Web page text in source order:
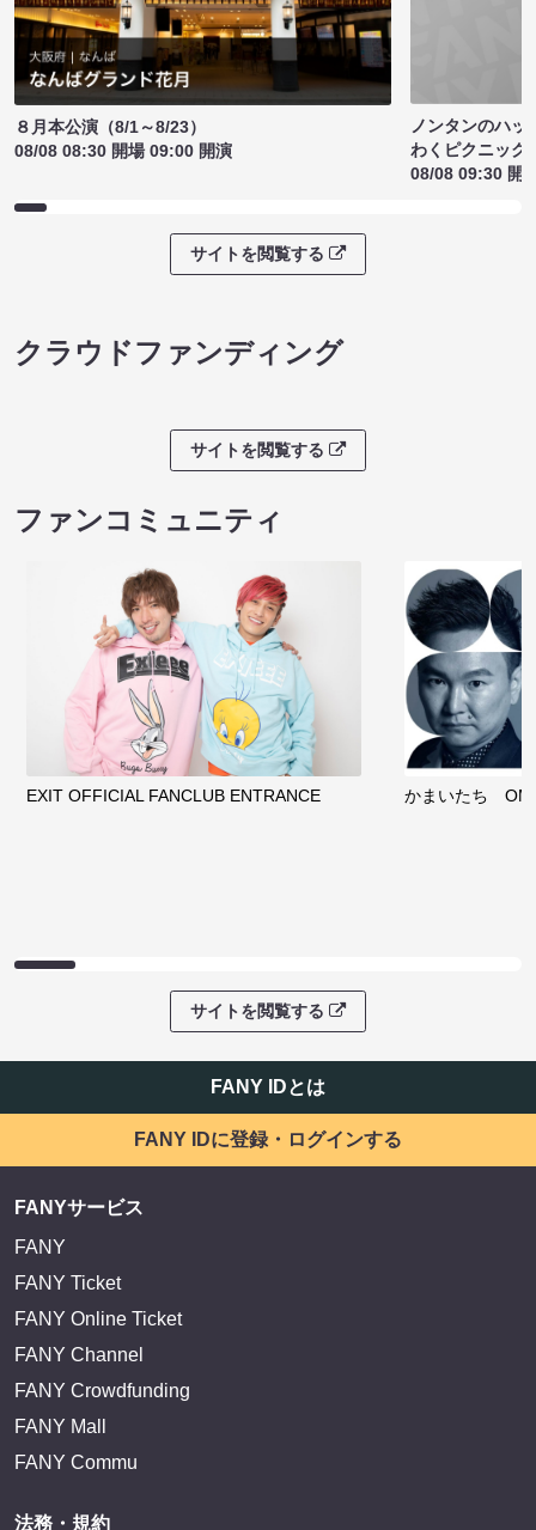
８月本公演（8/1～8/23）
08/08 08:30 開場 09:00 開演
ノンタンのハッ
わくピクニック
08/08 09:30 開
サイトを閲覧する
クラウドファンディング
サイトを閲覧する
ファンコミュニティ
EXIT OFFICIAL FANCLUB ENTRANCE かまいたち
サイトを閲覧する
FANY IDとは
FANY IDに登録・ログインする
FANYサービス
FANY
FANY Ticket
FANY Online Ticket
FANY Channel
FANY Crowdfunding
FANY Mall
FANY Commu
法務・規約